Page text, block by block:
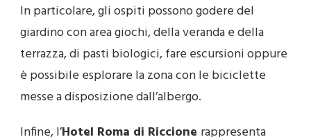
In particolare, gli ospiti possono godere del
giardino con area giochi, della veranda e della
terrazza, di pasti biologici, fare escursioni oppure
è possibile esplorare la zona con le biciclette
messe a disposizione dall’albergo.
Infine, l’Hotel Roma di Riccione rappresenta